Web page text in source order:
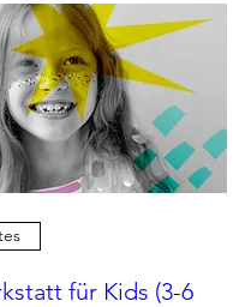
für Kids (3-6